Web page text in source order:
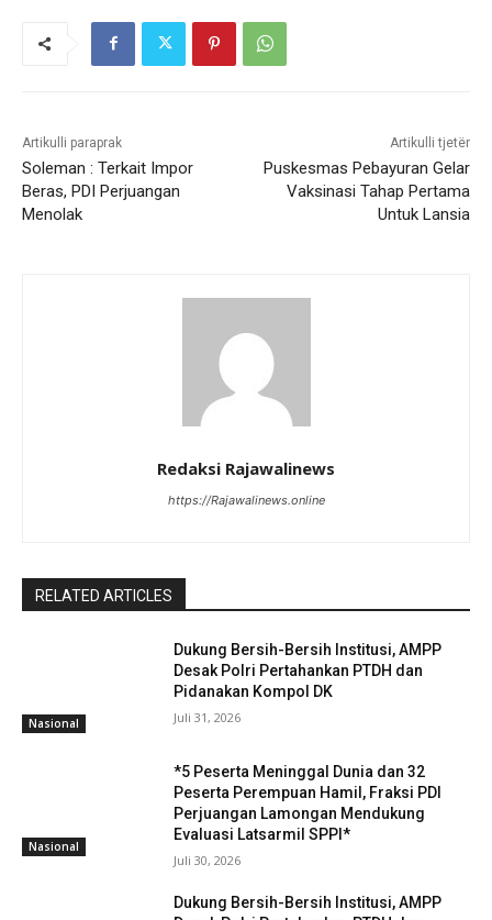
Artikulli paraprak
Soleman : Terkait Impor
Beras, PDI Perjuangan
Menolak
Artikulli tjetër
Puskesmas Pebayuran Gelar
Vaksinasi Tahap Pertama
Untuk Lansia
Redaksi Rajawalinews
https://Rajawalinews.online
RELATED ARTICLES
Nasional
Dukung Bersih-Bersih Institusi, AMPP
Desak Polri Pertahankan PTDH dan
Pidanakan Kompol DK
Juli 31, 2026
Nasional
*5 Peserta Meninggal Dunia dan 32
Peserta Perempuan Hamil, Fraksi PDI
Perjuangan Lamongan Mendukung
Evaluasi Latsarmil SPPI*
Juli 30, 2026
Dukung Bersih-Bersih Institusi, AMPP